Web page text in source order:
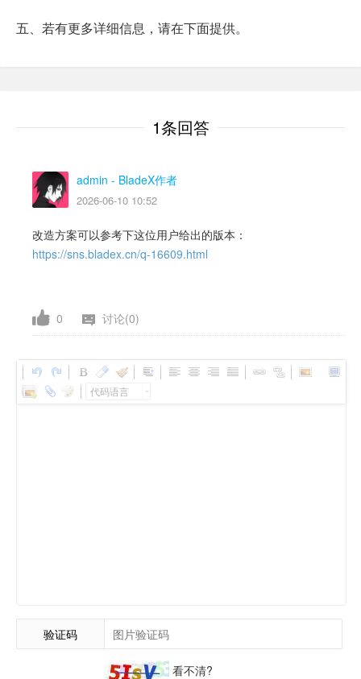
五、若有更多详细信息，请在下面提供。
1条回答
admin - BladeX作者
2026-06-10 10:52
改造方案可以参考下这位用户给出的版本：
https://sns.bladex.cn/q-16609.html
0 讨论(0)
代码语言
验证码
看不清?